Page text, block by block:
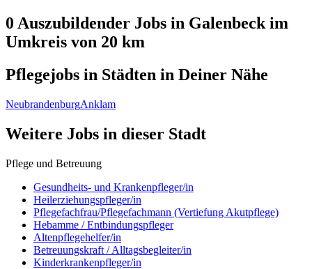
0 Auszubildender Jobs in Galenbeck im
Umkreis von 20 km
Pflegejobs in Städten in Deiner Nähe
NeubrandenburgAnklam
Weitere Jobs in dieser Stadt
Pflege und Betreuung
Gesundheits- und Krankenpfleger/in
Heilerziehungspfleger/in
Pflegefachfrau/Pflegefachmann (Vertiefung Akutpflege)
Hebamme / Entbindungspfleger
Altenpflegehelfer/in
Betreuungskraft / Alltagsbegleiter/in
Kinderkrankenpfleger/in